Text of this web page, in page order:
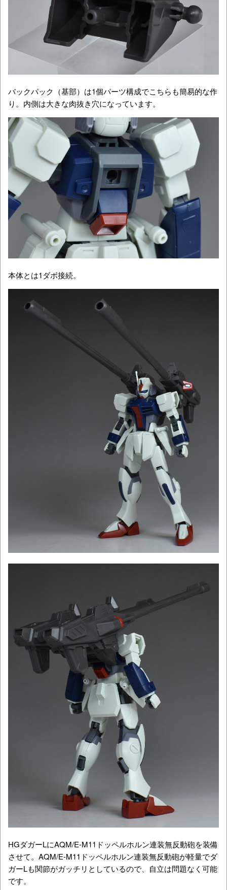
バックパック（基部）は1個パーツ構成でこちらも簡易的な作
り。内側は大きな肉抜き穴になっています。
本体とは1ダボ接続。
HGダガーLにAQM/E-M11ドッペルホルン連装無反動砲を装備
させて。AQM/E-M11ドッペルホルン連装無反動砲が軽量でダ
ガーLも関節がガッチリとしているので、自立は問題なく可能
です。